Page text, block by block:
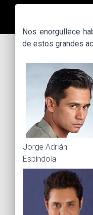
Nos enorgullece
de estos grandes
Jorge Adrián
Espíndola